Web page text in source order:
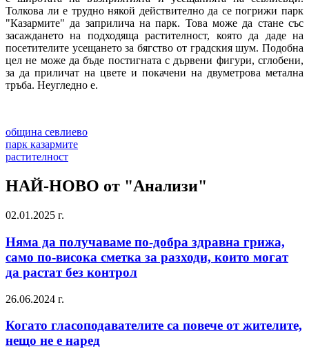
Толкова ли е трудно някой действително да се погрижи парк
"Казармите" да заприлича на парк. Това може да стане със
засаждането на подходяща растителност, която да даде на
посетителите усещането за бягство от градския шум. Подобна
цел не може да бъде постигната с дървени фигури, сглобени,
за да приличат на цвете и покачени на двуметрова метална
тръба. Неугледно е.
община севлиево
парк казармите
растителност
НАЙ-НОВО от "Анализи"
02.01.2025 г.
Няма да получаваме по-добра здравна грижа,
само по-висока сметка за разходи, които могат
да растат без контрол
26.06.2024 г.
Когато гласоподавателите са повече от жителите,
нещо не е наред